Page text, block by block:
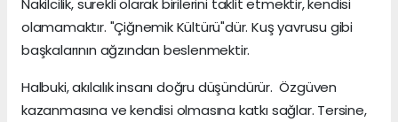
Nakilcilik, sürekli olarak birilerini taklit etmektir, kendisi
olamamaktır. "Çiğnemik Kültürü"dür. Kuş yavrusu gibi
başkalarının ağzından beslenmektir.
Halbuki, akılcılık insanı doğru düşündürür. Özgüven
kazanmasına ve kendisi olmasına katkı sağlar. Tersine,